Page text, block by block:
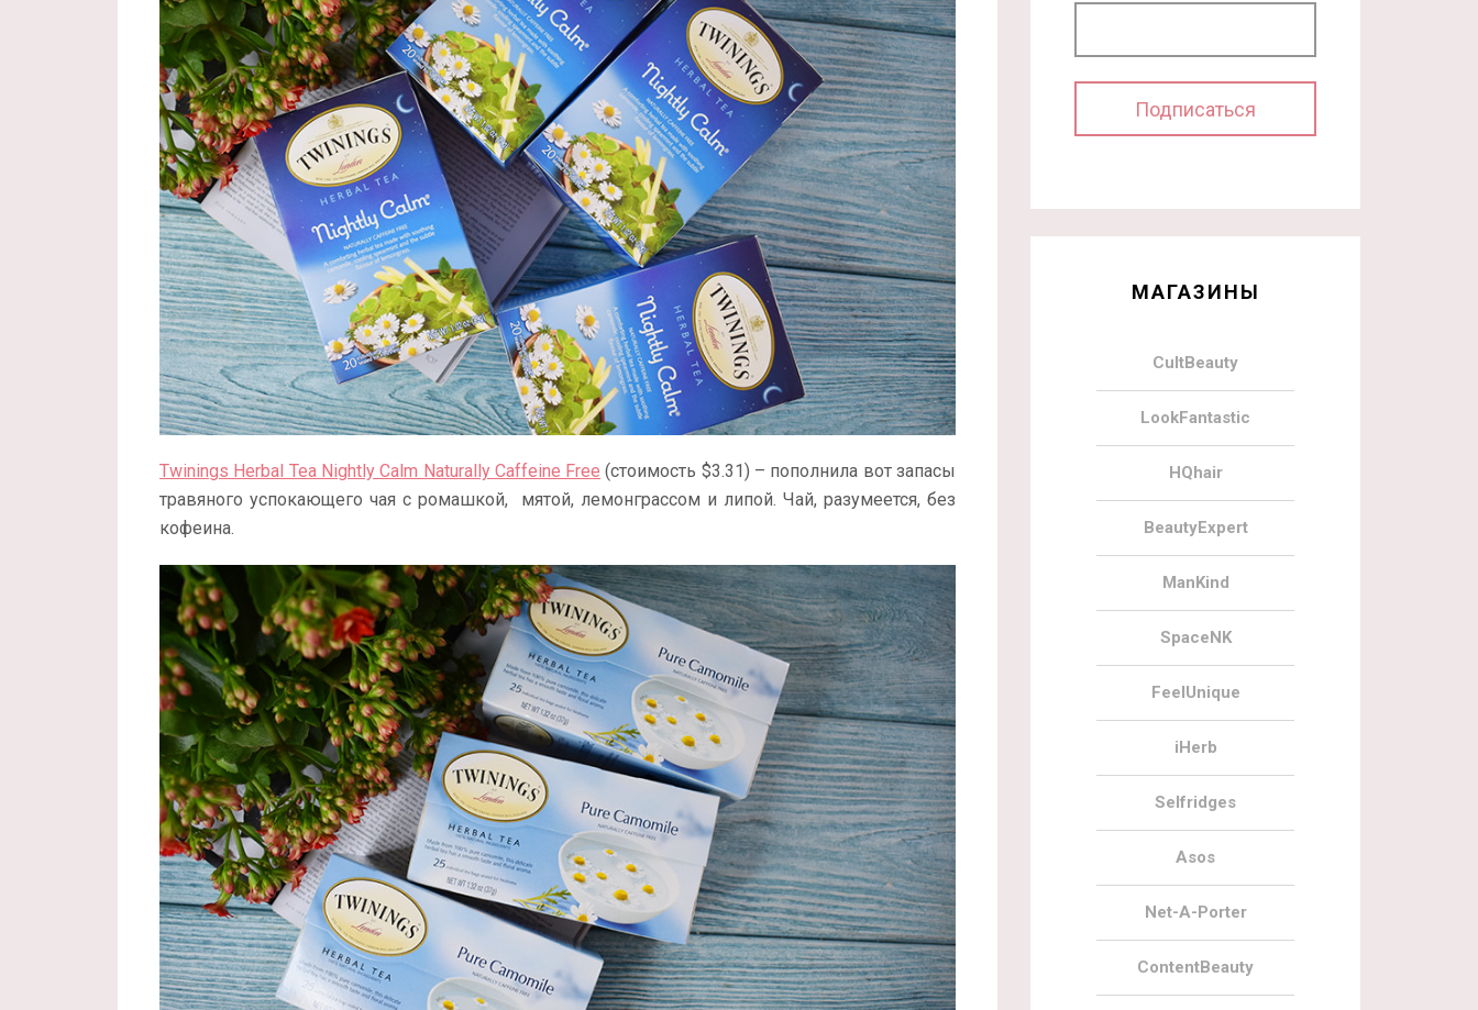
Twinings Herbal Tea Nightly Calm Naturally Caffeine Free (стоимость $3.31) – пополнила вот запасы
травяного успокающего чая с ромашкой, мятой, лемонграссом и липой. Чай, разумеется, без
кофеина.
МАГАЗИНЫ
CultBeauty
LookFantastic
HQhair
BeautyExpert
ManKind
SpaceNK
FeelUnique
iHerb
Selfridges
Asos
Net-A-Porter
ContentBeauty